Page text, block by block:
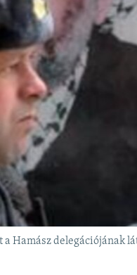
Hamász delegációjának